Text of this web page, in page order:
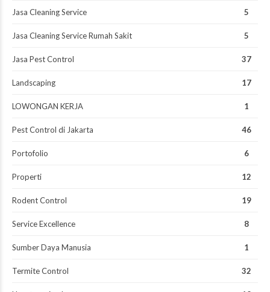
Jasa Cleaning Service 5
Jasa Cleaning Service Rumah Sakit 5
Jasa Pest Control 37
Landscaping 17
LOWONGAN KERJA 1
Pest Control di Jakarta 46
Portofolio 6
Properti 12
Rodent Control 19
Service Excellence 8
Sumber Daya Manusia 1
Termite Control 32